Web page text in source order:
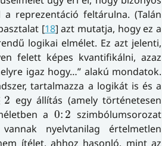
a reprezentáció feltárulna. (Talán
[18] azt mutatja, hogy ez a
logikai elmélet. Ez azt jelenti,
felett képes kvantifikálni, azaz
igaz hogy…” alakú mondatok.
tartalmazza a logikát is és a
2
2
egy állítás (amely történetesen
a0: 2
0:2 szimbólumsorozat
nyelvtanilag értelmetlen
ítélet, ahhoz hasonló, mint az